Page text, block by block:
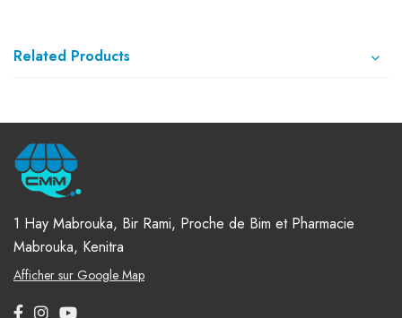
Related Products
1 Hay Mabrouka, Bir Rami, Proche de Bim et Pharmacie
Mabrouka, Kenitra
Afficher sur Google Map